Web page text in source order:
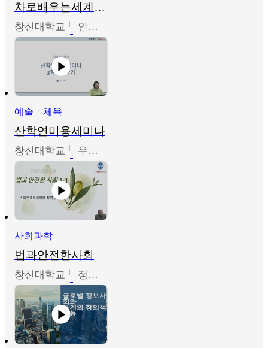
차로배우는세계문화
창신대학교 안소영
예술ㆍ체육
산학연미용세미나
창신대학교 우미옥,오윤경,박선이
사회과학
법과안전한사회
창신대학교 정연균